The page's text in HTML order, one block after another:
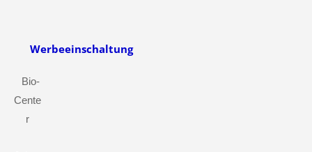
Werbeeinschaltung
Bio-
Cente
r